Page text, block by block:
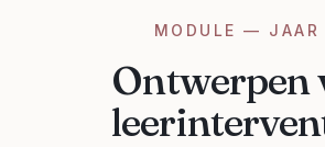
MODULE — JAAR
Ontwerpen